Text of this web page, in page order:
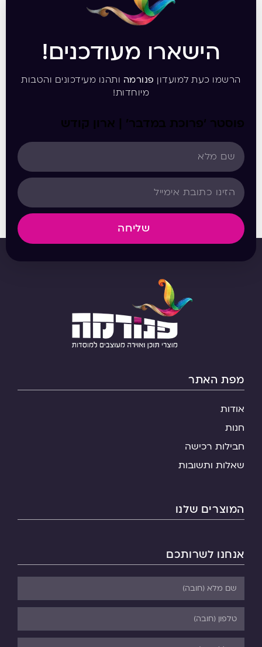
הישארו מעודכנים!
הרשמו כעת למועדון פנורמה ותהנו מעידכונים והטבות
מיוחדות!
פוסטר ‘פרוכת במדבר’ | ארון קודש
שליחה
מפת האתר
אודות
חנות
חבילות רכישה
שאלות ותשובות
המוצרים שלנו
אנחנו לשרותכם